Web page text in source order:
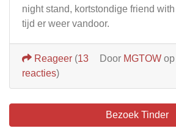
night stand, kortstondige friend
tijd er weer vandoor.
Door MGTOW
Reageer (13
reacties)
Bezoek Tinder